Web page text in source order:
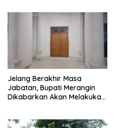
Jelang Berakhir Masa
Jabatan, Bupati Merangin
Dikabarkan Akan Melakukan